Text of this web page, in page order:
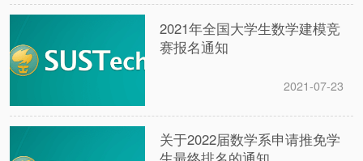
2021年全国大学生数学建模竞
赛报名通知
2021-07-23
关于2022届数学系申请推免学